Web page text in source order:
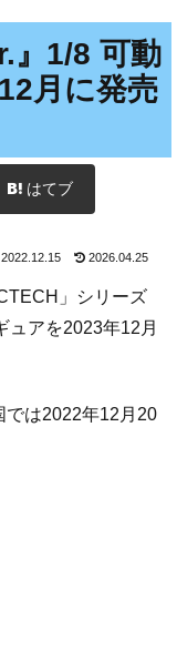
』1/8 可動
月に発売
はてブ
2022.12.15 2026.04.25
」シリーズ
ュアを2023年12月
では2022年12月20